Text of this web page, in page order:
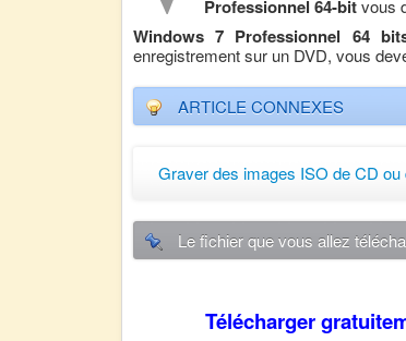
Professionnel 64-bitvous
Windows 7 Professionnel 64
enregistrement sur un DVD, vous
ARTICLE CONNEXES
Graver des images ISO de CD
Le fichier que vous allez
Télécharger